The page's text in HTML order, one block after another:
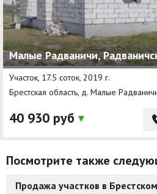
Продажа коммерческой
Аренда коммерческой
Другие
Агентства
Грузовое такси
Способы оплаты
Малые Радваничи,
Участок, 17.5 соток, 2019 г.
Брестская область, д. Малые
40 930 руб
Посмотрите также
Продажа участков в